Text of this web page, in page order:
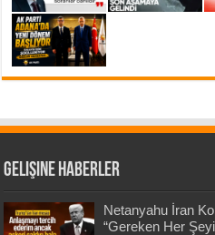
Gelişine Haberler
Netanyahu İran
“Gereken Her